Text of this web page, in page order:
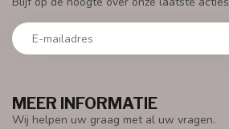
MEER INFORMATIE
Wij helpen uw graag met al uw vragen.